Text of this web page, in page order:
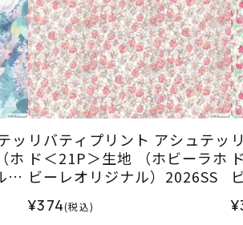
ッ
ホ
）
リバティプリント アシュテッ
ド＜21P＞生地 （ホビーラホ
ビーレオリジナル）2026SS
¥374(税込)